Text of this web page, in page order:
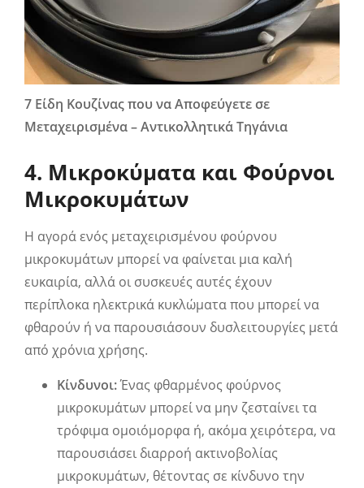
7 Είδη Κουζίνας που να Αποφεύγετε σε
Μεταχειρισμένα – Αντικολλητικά Τηγάνια
4. Μικροκύματα και Φούρνοι
Μικροκυμάτων
Η αγορά ενός μεταχειρισμένου φούρνου
μικροκυμάτων μπορεί να φαίνεται μια καλή
ευκαιρία, αλλά οι συσκευές αυτές έχουν
περίπλοκα ηλεκτρικά κυκλώματα που μπορεί να
φθαρούν ή να παρουσιάσουν δυσλειτουργίες μετά
από χρόνια χρήσης.
Κίνδυνοι:Ένας φθαρμένος φούρνος
μικροκυμάτων μπορεί να μην ζεσταίνει τα
τρόφιμα ομοιόμορφα ή, ακόμα χειρότερα, να
παρουσιάσει διαρροή ακτινοβολίας
μικροκυμάτων, θέτοντας σε κίνδυνο την